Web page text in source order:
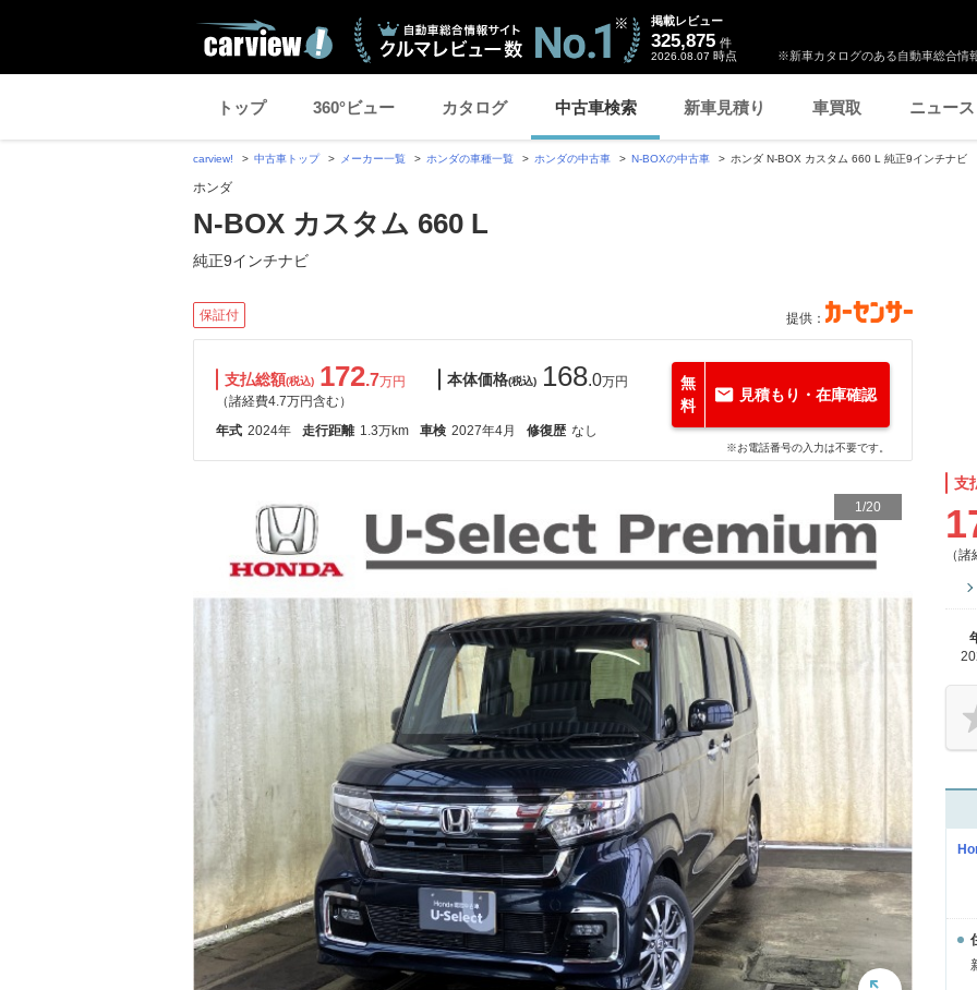
※新車カタログのある自動車総合情
掲載レビュー
325,875 件
2026.08.07 時点
トップ 360°ビュー カタログ 中古車検索 新車見積り 車買取 ニュース
carview! 中古車トップ メーカー一覧 ホンダの車種一覧 ホンダの中古車 N-BOXの中古車 ホンダ N-BOX カスタム 660 L 純正9インチナビ
ホンダ
N-BOX カスタム 660 L
純正9インチナビ
保証付 提供：
支払総額(税込) 172.7万円
（諸経費4.7万円含む）
本体価格(税込) 168.0万円
年式 2024年 走行距離 1.3万km 車検 2027年4月 修復歴 なし
無
料
見積もり・在庫確認
※お電話番号の入力は不要です。
1/20
支
（